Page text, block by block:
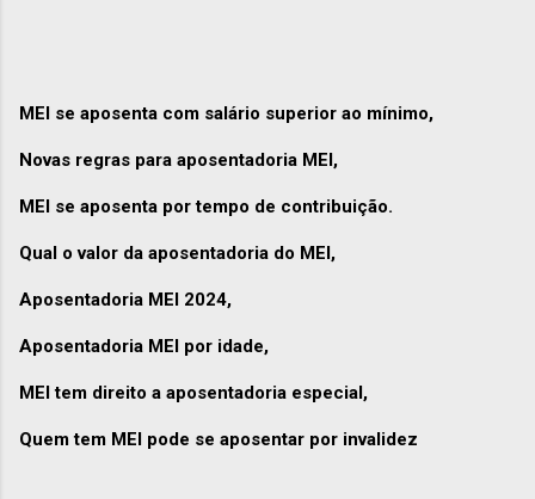
MEI se aposenta com salário superior ao mínimo,
Novas regras para aposentadoria MEI,
MEI se aposenta por tempo de contribuição.
Qual o valor da aposentadoria do MEI,
Aposentadoria MEI 2024,
Aposentadoria MEI por idade,
MEI tem direito a aposentadoria especial,
Quem tem MEI pode se aposentar por invalidez